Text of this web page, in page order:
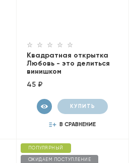
Квадратная открытка
Любовь - это делиться
винишком
45 ₽
КУПИТЬ
В СРАВНЕНИЕ
ПОПУЛЯРНЫЙ
ОЖИДАЕМ ПОСТУПЛЕНИЕ